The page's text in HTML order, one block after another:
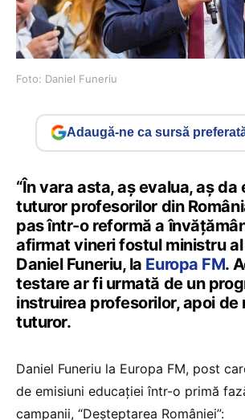
Foto: Daniel Funeriu
Adaugă-ne ca sursă
“În vara asta, aș evalua, aș da
tuturor profesorilor din
pas într-o reformă a
afirmat vineri fostul ministru
Daniel Funeriu, la Europa FM.
testare ar fi urmată de un
instruirea profesorilor, apoi de
tuturor.
Daniel Funeriu la Europa FM, post
de emisiuni educației într-o primă
campanii, “Deșteptarea României”: